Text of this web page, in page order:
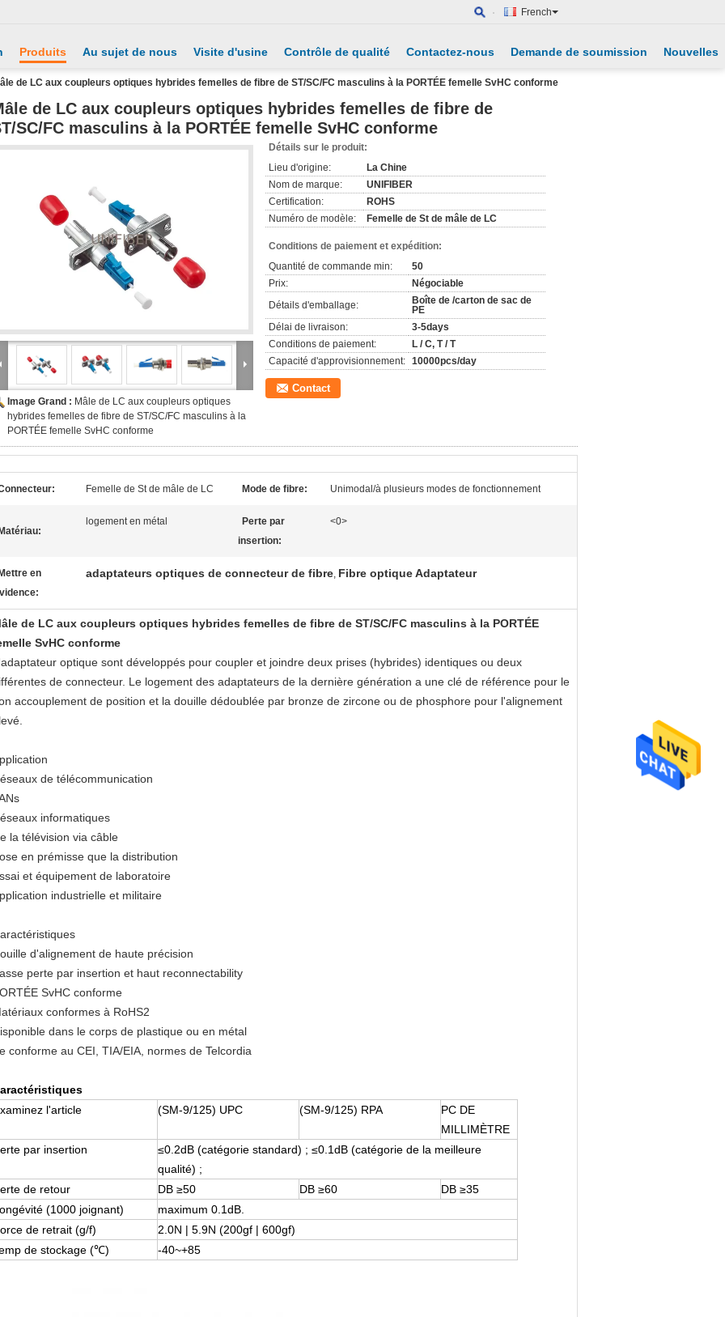
French
Produits Au sujet de nous Visite d'usine Contrôle de qualité Contactez-nous Demande de soumission Nouvelles
de LC aux coupleurs optiques hybrides femelles de fibre de ST/SC/FC masculins à la PORTÉE femelle SvHC conforme
de LC aux coupleurs optiques hybrides femelles de fibre de
SC/FC masculins à la PORTÉE femelle SvHC conforme
Image Grand : Mâle de LC aux coupleurs optiques
hybrides femelles de fibre de ST/SC/FC masculins à la
PORTÉE femelle SvHC conforme
Détails sur le produit:
Lieu d'origine:
La Chine
Nom de marque:
UNIFIBER
Certification:
ROHS
Numéro de modèle:
Femelle de St de mâle de LC
Conditions de paiement et expédition:
Quantité de commande min:
50
Prix:
Négociable
Détails d'emballage:
Boîte de /carton de sac de
PE
Délai de livraison:
3-5days
Conditions de paiement:
L / C, T / T
Capacité d'approvisionnement: 10000pcs/day
Contact
Femelle de St de mâle de LC Mode de fibre: Unimodal/à plusieurs modes de fonctionnement
Matériau:
logement en métal
Perte par
insertion:
<0>
Mettre en
adaptateurs optiques de connecteur de fibre, Fibre optique Adaptateur
de LC aux coupleurs optiques hybrides femelles de fibre de ST/SC/FC masculins à la PORTÉE
SvHC conforme
optique sont développés pour coupler et joindre deux prises (hybrides) identiques ou deux
de connecteur. Le logement des adaptateurs de la dernière génération a une clé de référence pour le
accouplement de position et la douille dédoublée par bronze de zircone ou de phosphore pour l'alignement
de télécommunication
informatiques
la télévision via câble
en prémisse que la distribution
et équipement de laboratoire
industrielle et militaire
d'alignement de haute précision
perte par insertion et haut reconnectability
SvHC conforme
conformes à RoHS2
dans le corps de plastique ou en métal
conforme au CEI, TIA/EIA, normes de Telcordia
l'article
(SM-9/125) UPC (SM-9/125) RPA
PC DE
MILLIMÈTRE
par insertion
≤0.2dB (catégorie standard) ; ≤0.1dB (catégorie de la meilleure
qualité) ;
de retour
DB ≥50 DB ≥60
DB ≥35
(1000 joignant)
maximum 0.1dB.
de retrait (g/f)
2.0N | 5.9N (200gf | 600gf)
de stockage (℃)
-40~+85